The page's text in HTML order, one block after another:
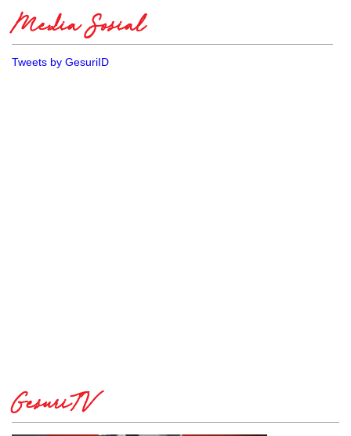
Media Sosial
Tweets by GesuriID
GesuriTV